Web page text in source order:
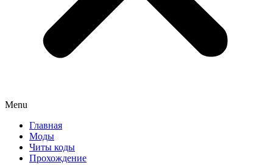
Menu
Главная
Моды
Читы коды
Прохождение